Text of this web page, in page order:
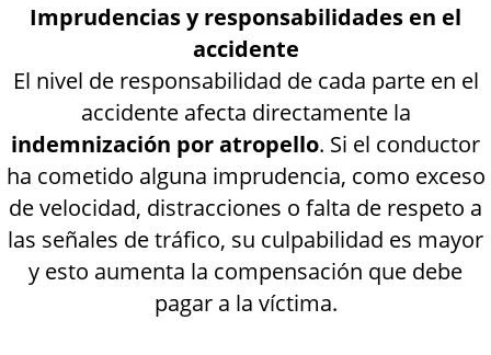
Imprudencias y responsabilidades en el
accidente
El nivel de responsabilidad de cada parte en el
accidente afecta directamente la
indemnización por atropello. Si el conductor
ha cometido alguna imprudencia, como exceso
de velocidad, distracciones o falta de respeto a
las señales de tráfico, su culpabilidad es mayor
y esto aumenta la compensación que debe
pagar a la víctima.